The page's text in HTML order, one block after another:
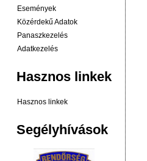
Események
Közérdekű Adatok
Panaszkezelés
Adatkezelés
Hasznos linkek
Hasznos linkek
Segélyhívások